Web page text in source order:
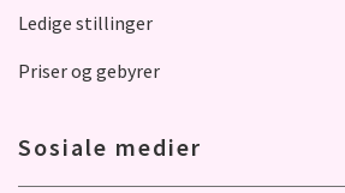
Ledige stillinger
Priser og gebyrer
Sosiale medier